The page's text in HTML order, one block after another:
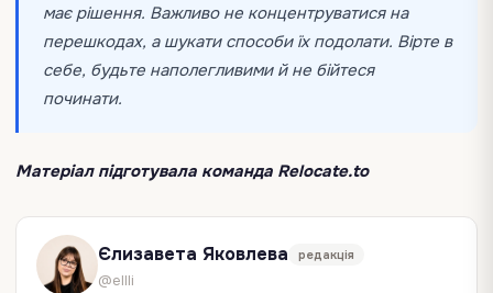
має рішення. Важливо не концентруватися на
перешкодах, а шукати способи їх подолати. Вірте в
себе, будьте наполегливими й не бійтеся
починати.
Матеріал підготувала команда Relocate.to
Єлизавета Яковлева редакція
@ellli